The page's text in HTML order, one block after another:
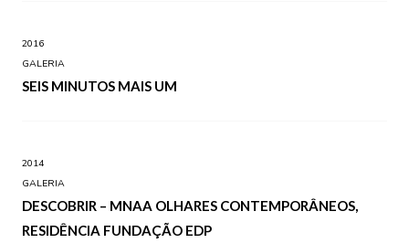
2016
GALERIA
SEIS MINUTOS MAIS UM
2014
GALERIA
DESCOBRIR – MNAA OLHARES CONTEMPORÂNEOS,
RESIDÊNCIA FUNDAÇÃO EDP